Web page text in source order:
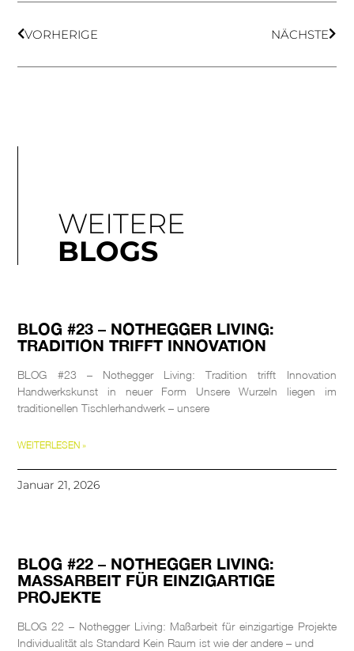
VORHERIGE NÄCHSTE
WEITERE
BLOGS
BLOG #23 – NOTHEGGER LIVING:
TRADITION TRIFFT INNOVATION
BLOG #23 – Nothegger Living: Tradition trifft Innovation
Handwerkskunst in neuer Form Unsere Wurzeln liegen im
traditionellen Tischlerhandwerk – unsere
WEITERLESEN »
Januar 21, 2026
BLOG #22 – NOTHEGGER LIVING:
MASSARBEIT FÜR EINZIGARTIGE P
ROJEKTE
BLOG 22 – Nothegger Living: Maßarbeit für einzigartige Projekte
Individualität als Standard Kein Raum ist wie der andere – und